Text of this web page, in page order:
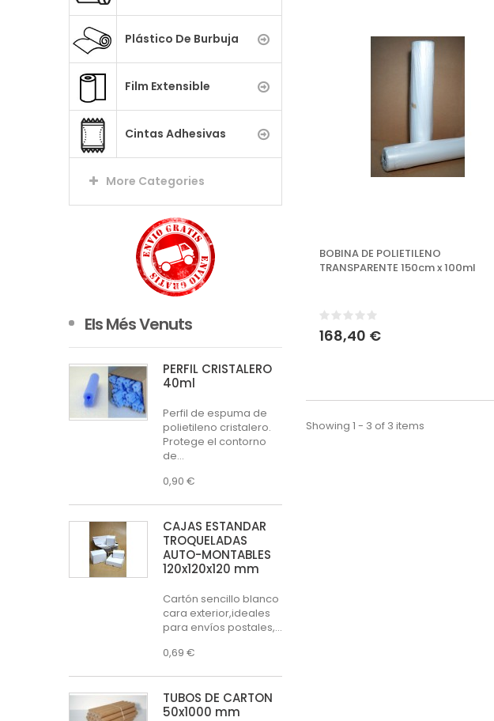
Plástico De Burbuja
Film Extensible
Cintas Adhesivas
More Categories
Els Més Venuts
PERFIL CRISTALERO
40ml
Perfil de espuma de
polietileno cristalero.
Protege el contorno
de...
0,90 €
CAJAS ESTÁNDAR
TROQUELADAS
AUTO-MONTABLES
120x120x120 mm
Cartón sencillo blanco
cara exterior,ideales
para envíos postales,...
0,69 €
TUBOS DE CARTÓN
50x1000 mm
BOBINA DE POLIETILENO
TRANSPARENTE 150cm x 100ml
168,40 €
Showing 1 - 3 of 3 items